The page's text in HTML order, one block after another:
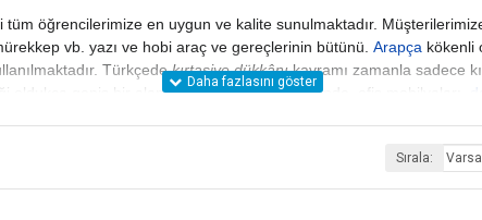
tüm öğrencilerimize en uygun ve kalite sunulmaktadır.
vb. yazı ve hobi araç ve gereçlerinin bütünü. Arapça kökenli
Türkçedekırtasiye dükkânıkavramı zamanla sadece
oldukça geniş bir alanı kapsar. Bu kapsam içinde, ofis mobilyaları,
ya da işyerleri yakınında bulunmaktadır. Türkiye'de resmî
Sırala: